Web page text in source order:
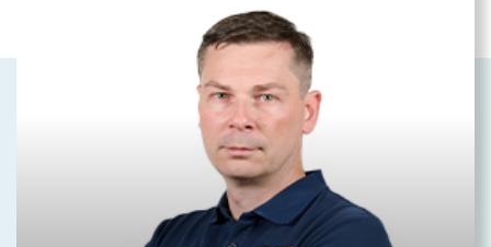
Колесников Артем
Викторович
Дата начала работы в клубе: июль 2014 г.